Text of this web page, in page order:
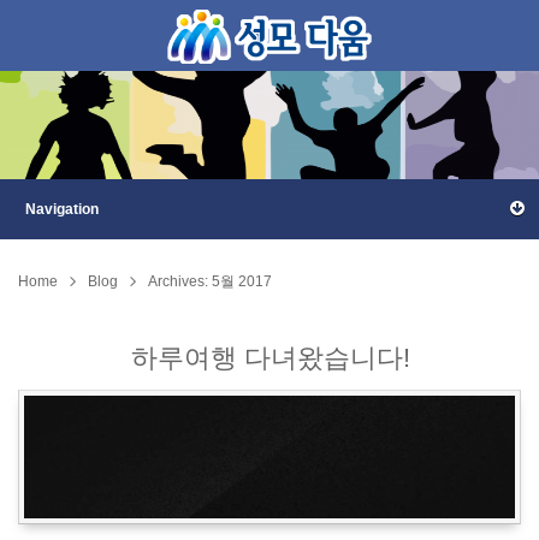
Home Blog Archives: 5월 2017
하루여행 다녀왔습니다!